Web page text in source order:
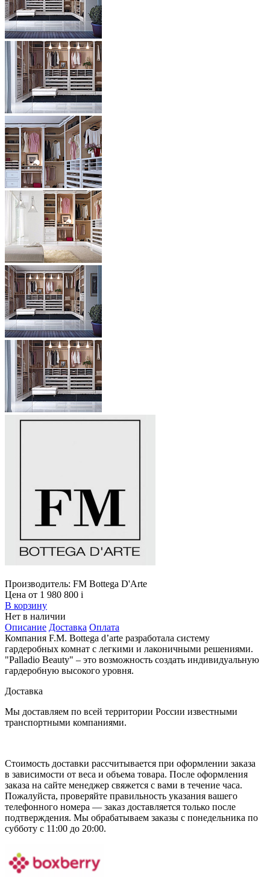
Производитель: FM Bottega D'Arte
Цена от 1 980 800 i
В корзину
Нет в наличии
Описание Доставка Оплата
Компания F.M. Bottega d’arte разработала систему
гардеробных комнат с легкими и лаконичными решениями.
"Palladio Beauty" – это возможность создать индивидуальную
гардеробную высокого уровня.
Доставка
Мы доставляем по всей территории России известными
транспортными компаниями.
Стоимость доставки рассчитывается при оформлении заказа
в зависимости от веса и объема товара. После оформления
заказа на сайте менеджер свяжется с вами в течение часа.
Пожалуйста, проверяйте правильность указания вашего
телефонного номера — заказ доставляется только после
подтверждения. Мы обрабатываем заказы с понедельника по
субботу с 11:00 до 20:00.